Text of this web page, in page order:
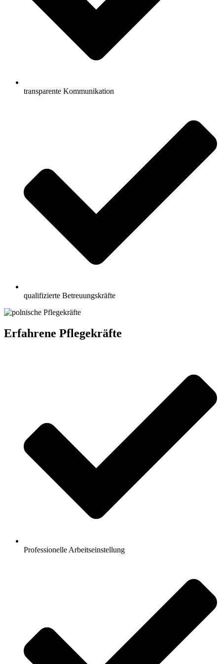
transparente Kommunikation
qualifizierte Betreuungskräfte
Erfahrene Pflegekräfte
Professionelle Arbeitseinstellung